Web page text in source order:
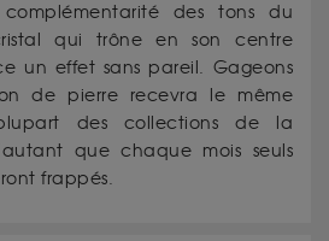
des tons du
qui trône en son centre
un effet sans pareil. Gageons
de pierre recevra le même
des collections de la
que chaque mois seuls
frappés.